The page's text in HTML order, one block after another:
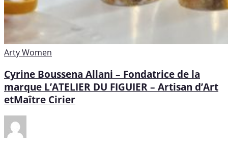
ArtyWomen
Cyrine Boussena Allani – Fondatrice de la
marque L’ATELIER DU FIGUIER – Artisan d’Art
etMaître Cirier